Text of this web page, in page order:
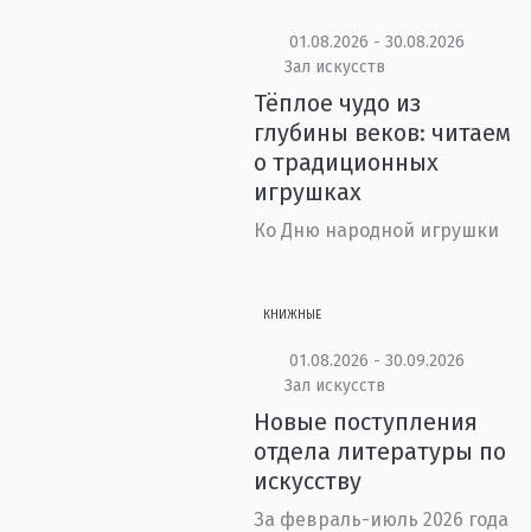
01.08.2026 - 30.08.2026
Зал искусств
Тёплое чудо из
глубины веков: читаем
о традиционных
игрушках
Ко Дню народной игрушки
КНИЖНЫЕ
01.08.2026 - 30.09.2026
Зал искусств
Новые поступления
отдела литературы по
искусству
За февраль-июль 2026 года